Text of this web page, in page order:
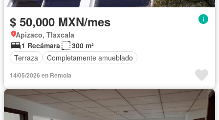
$ 50,000 MXN/mes
Apizaco, Tlaxcala
1 Recámara
300 m²
Terraza
Completamente amueblado
14/05/2026 en Rentola